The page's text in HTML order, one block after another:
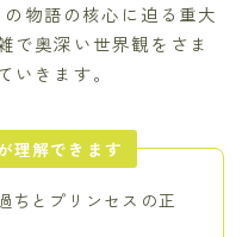
物語の核心に迫る重大
で奥深い世界観をさま
いきます。
理解できます
ちとプリンセスの正